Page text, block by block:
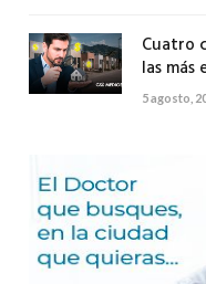
Cuatro
las más
5 agosto,